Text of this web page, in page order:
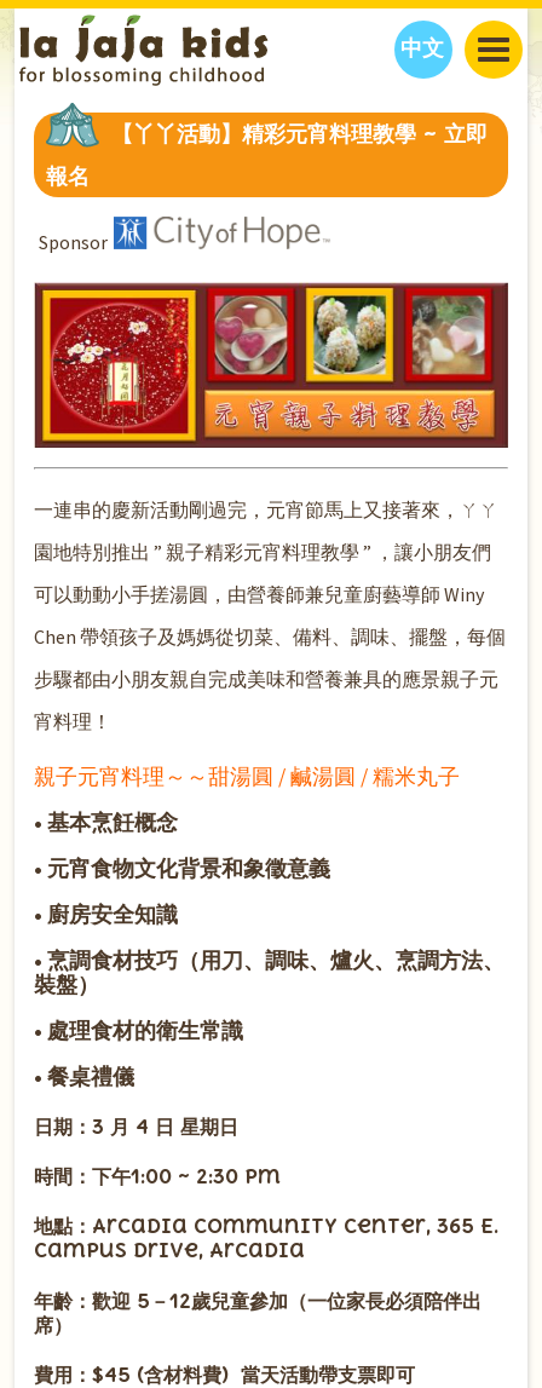
中文
JAJA’S WORLD
CLASSES
INTERVIEWS
EVENTS
THINGS TO DO
JAJA’S PICKS
FAMILY WELLNESS
EDUCATION
ABOUT
OUR STORY
CONTACT US
PARTNERS
SHO NOW
【丫丫活動】精彩元宵料理教學 ~ 立即
報名
Sponsor
一連串的慶新活動剛過完，元宵節馬上又接著來，ㄚㄚ
園地特別推出 ” 親子精彩元宵料理教學 ” ，讓小朋友們
可以動動小手搓湯圓，由營養師兼兒童廚藝導師 Winy
Chen 帶領孩子及媽媽從切菜、備料、調味、擺盤，每個
步驟都由小朋友親自完成美味和營養兼具的應景親子元
宵料理！
親子元宵料理～～甜湯圓 / 鹹湯圓 / 糯米丸子
•基本烹飪概念
• 元宵食物文化背景和象徵意義
• 廚房安全知識
• 烹調食材技巧（用刀、調味、爐火、烹調方法、
裝盤）
• 處理食材的衛生常識
• 餐桌禮儀
日期：3 月 4 日 星期日
時間：下午1:00 ~ 2:30 pm
地點：Arcadia Community Center, 365 E.
Campus Drive, Arcadia
年齡：歡迎 5－12歲兒童參加（一位家長必須陪伴出
席）
費用：$45 (含材料費) 當天活動帶支票即可